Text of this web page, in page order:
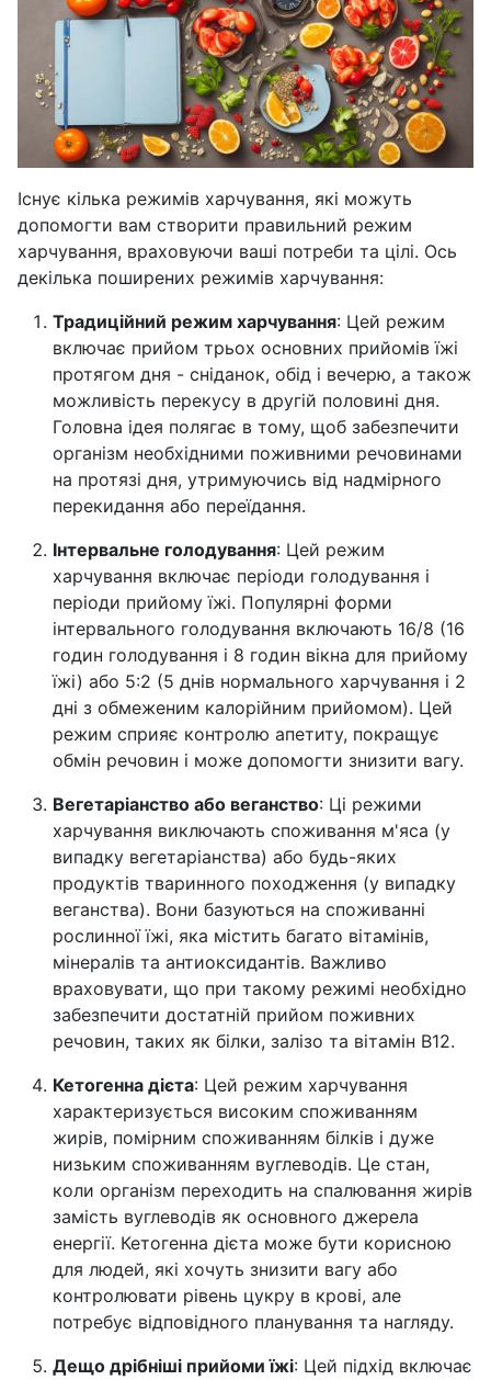
Існує кілька режимів харчування, які можуть
допомогти вам створити правильний режим
харчування, враховуючи ваші потреби та цілі. Ось
декілька поширених режимів харчування:
Традиційний режим харчування: Цей режим
включає прийом трьох основних прийомів їжі
протягом дня - сніданок, обід і вечерю, а також
можливість перекусу в другій половині дня.
Головна ідея полягає в тому, щоб забезпечити
організм необхідними поживними речовинами
на протязі дня, утримуючись від надмірного
перекидання або переїдання.
Інтервальне голодування: Цей режим
харчування включає періоди голодування і
періоди прийому їжі. Популярні форми
інтервального голодування включають 16/8 (16
годин голодування і 8 годин вікна для прийому
їжі) або 5:2 (5 днів нормального харчування і 2
дні з обмеженим калорійним прийомом). Цей
режим сприяє контролю апетиту, покращує
обмін речовин і може допомогти знизити вагу.
Вегетаріанство або веганство: Ці режими
харчування виключають споживання м'яса (у
випадку вегетаріанства) або будь-яких
продуктів тваринного походження (у випадку
веганства). Вони базуються на споживанні
рослинної їжі, яка містить багато вітамінів,
мінералів та антиоксидантів. Важливо
враховувати, що при такому режимі необхідно
забезпечити достатній прийом поживних
речовин, таких як білки, залізо та вітамін B12.
Кетогенна дієта: Цей режим харчування
характеризується високим споживанням
жирів, помірним споживанням білків і дуже
низьким споживанням вуглеводів. Це стан,
коли організм переходить на спалювання жирів
замість вуглеводів як основного джерела
енергії. Кетогенна дієта може бути корисною
для людей, які хочуть знизити вагу або
контролювати рівень цукру в крові, але
потребує відповідного планування та нагляду.
Дещо дрібніші прийоми їжі: Цей підхід включає